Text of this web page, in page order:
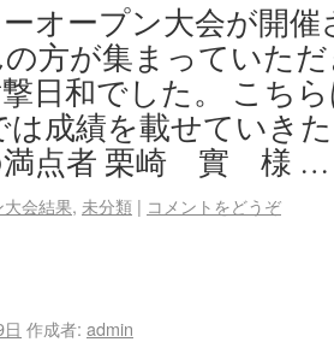
オープン大会が開
方が集まっていた
日和でした。 こち
は成績を載せていき
満点者 栗崎 實 様
会結果, 未分類 | コメントをどうぞ
作成者: admin